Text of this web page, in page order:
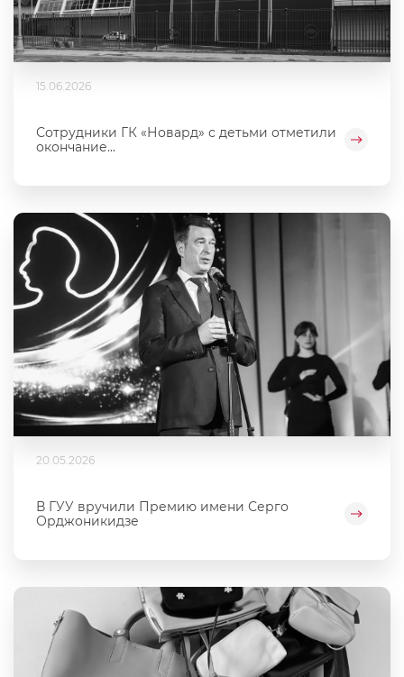
15.06.2026
Сотрудники ГК «Новард» с детьми отметили
окончание...
20.05.2026
В ГУУ вручили Премию имени Серго
Орджоникидзе